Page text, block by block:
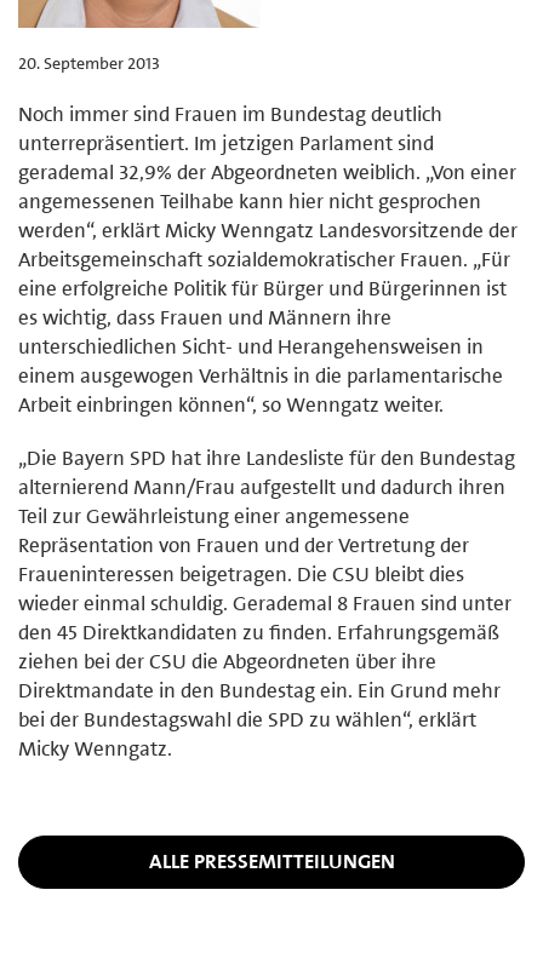
20. September 2013
Noch immer sind Frauen im Bundestag deutlich
unterrepräsentiert. Im jetzigen Parlament sind
gerademal 32,9% der Abgeordneten weiblich. „Von einer
angemessenen Teilhabe kann hier nicht gesprochen
werden“, erklärt Micky Wenngatz Landesvorsitzende der
Arbeitsgemeinschaft sozialdemokratischer Frauen. „Für
eine erfolgreiche Politik für Bürger und Bürgerinnen ist
es wichtig, dass Frauen und Männern ihre
unterschiedlichen Sicht- und Herangehensweisen in
einem ausgewogen Verhältnis in die parlamentarische
Arbeit einbringen können“, so Wenngatz weiter.
„Die Bayern SPD hat ihre Landesliste für den Bundestag
alternierend Mann/Frau aufgestellt und dadurch ihren
Teil zur Gewährleistung einer angemessene
Repräsentation von Frauen und der Vertretung der
Fraueninteressen beigetragen. Die CSU bleibt dies
wieder einmal schuldig. Gerademal 8 Frauen sind unter
den 45 Direktkandidaten zu finden. Erfahrungsgemäß
ziehen bei der CSU die Abgeordneten über ihre
Direktmandate in den Bundestag ein. Ein Grund mehr
bei der Bundestagswahl die SPD zu wählen“, erklärt
Micky Wenngatz.
ALLE PRESSEMITTEILUNGEN